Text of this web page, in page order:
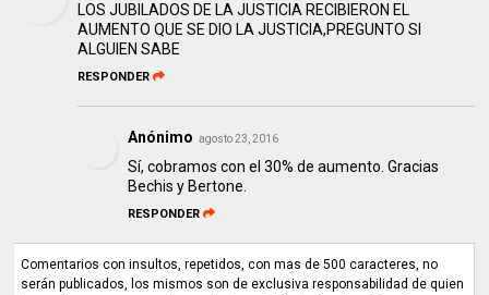
LOS JUBILADOS DE LA JUSTICIA RECIBIERON EL
AUMENTO QUE SE DIO LA JUSTICIA,PREGUNTO SI
ALGUIEN SABE
RESPONDER
Anónimo agosto 23, 2016
Sí, cobramos con el 30% de aumento. Gracias
Bechis y Bertone.
RESPONDER
Comentarios con insultos, repetidos, con mas de 500 caracteres, no
serán publicados, los mismos son de exclusiva responsabilidad de quien